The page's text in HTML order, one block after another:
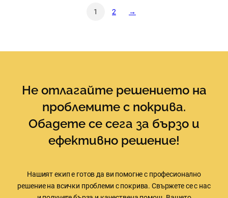
1 2 →
Не отлагайте решението на
проблемите с покрива.
Обадете се сега за бързо и
ефективно решение!
Нашият екип е готов да ви помогне с професионално
решение на всички проблеми с покрива. Свържете се с нас